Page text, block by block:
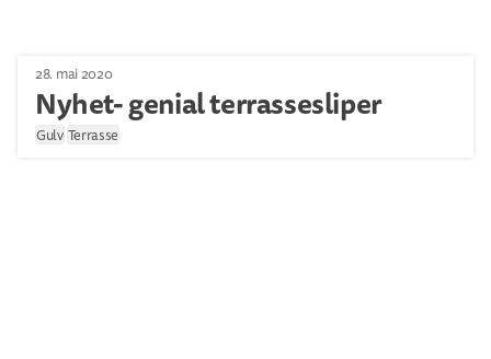
28. mai 2020
Nyhet- genial terrassesliper
Gulv Terrasse